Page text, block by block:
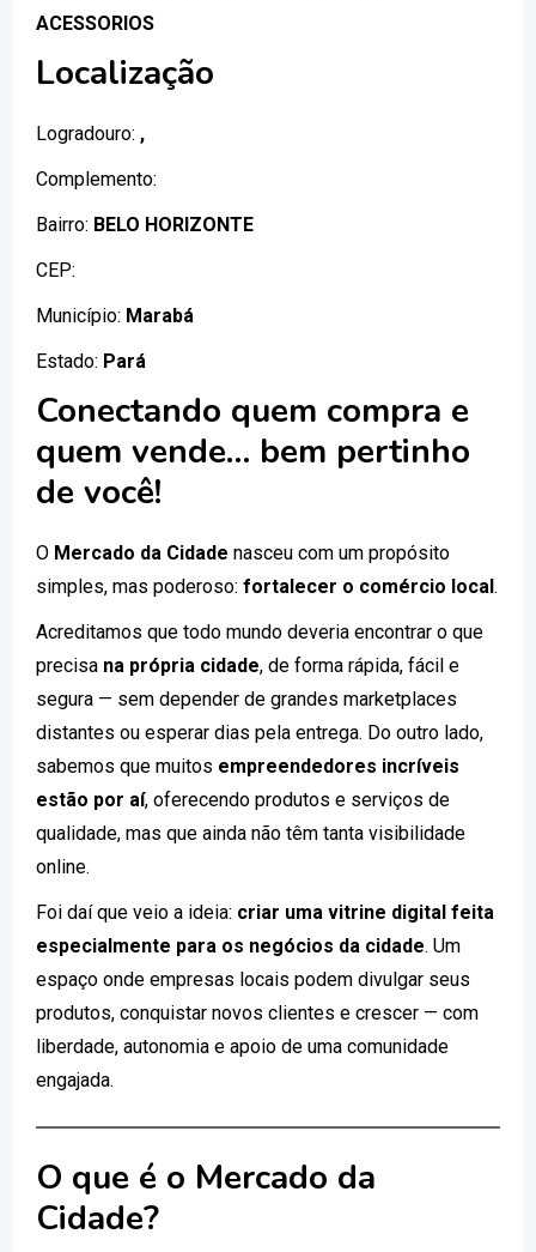
ACESSORIOS
Localização
Logradouro: ,
Complemento:
Bairro: BELO HORIZONTE
CEP:
Município: Marabá
Estado: Pará
Conectando quem compra e
quem vende… bem pertinho
de você!
O Mercado da Cidade nasceu com um propósito
simples, mas poderoso: fortalecer o comércio local.
Acreditamos que todo mundo deveria encontrar o que
precisa na própria cidade, de forma rápida, fácil e
segura — sem depender de grandes marketplaces
distantes ou esperar dias pela entrega. Do outro lado,
sabemos que muitos empreendedores incríveis
estão por aí, oferecendo produtos e serviços de
qualidade, mas que ainda não têm tanta visibilidade
online.
Foi daí que veio a ideia: criar uma vitrine digital feita
especialmente para os negócios da cidade. Um
espaço onde empresas locais podem divulgar seus
produtos, conquistar novos clientes e crescer — com
liberdade, autonomia e apoio de uma comunidade
engajada.
O que é o Mercado da
Cidade?